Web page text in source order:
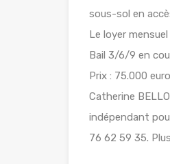
sous-sol en
Le loyer
Bail 3/6/9 en
Prix : 75.000
Catherine
indépendant
76 62 59 35.